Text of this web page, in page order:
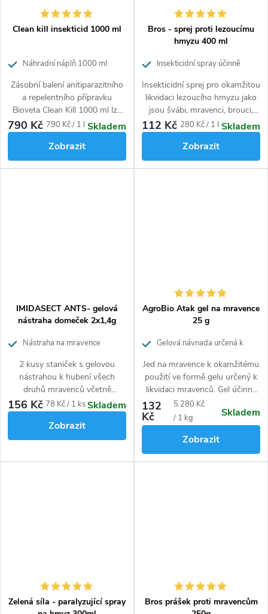
Clean kill insekticid 1000 ml
Náhradní náplň 1000 ml
Zásobní balení anitiparazitního
a repelentního přípravku
Bioveta Clean Kill 1000 ml lze
použít k doplnění do postřikové
nádoby. Postřik se používá k
likvidaci lezoucího i létacího
hmyzu. Bioveta Clean Kill 1000
790 Kč Měrná
790 Kč / 1 l Skladem
Zobrazit
Bros - sprej proti lezoucímu
hmyzu 400 ml
Insekticidní spray účinně
Insekticidní sprej pro okamžitou
likvidaci lezoucího hmyzu jako
jsou švábi, mravenci, brouci,
blechy, rybenky, atd.
112 Kč Měrná
280 Kč / 1 l Skladem
Zobrazit
IMIDASECT ANTS- gelová
nástraha domeček 2x1,4g
Nástraha na mravence
2 kusy staniček s gelovou
nástrahou k hubení všech
druhů mravenců včetně
faraonů v obytných prostorech
a veřejných budovách,
zdravotnických zařízeních,
hotelích apod.
156 Kč Měrná
78 Kč / 1 ksSkladem
Zobrazit
AgroBio Atak gel na mravence
25 g
Gelová návnada určená k
Jed na mravence k okamžitému
použití ve formě gelu určený k
likvidaci mravenců. Gel účinně
hubí celé kolonie v kuchyních,
domech, bytech a prostorech,
kde není vhodné použití
práškových nástrah z důvodu
rozfoukání nebo roznášení.
132
Kč
Měrná
cena:
5 280 Kč
/ 1 kg
Skladem
Zobrazit
Zelená síla - paralyzující spray
Bros prášek proti mravencům